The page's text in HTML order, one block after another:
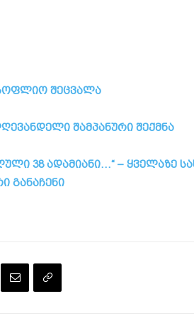
შეცვალა
შამპანური შექმნა
38 ადამიანი…“ – ყველაზე
განაჩენი